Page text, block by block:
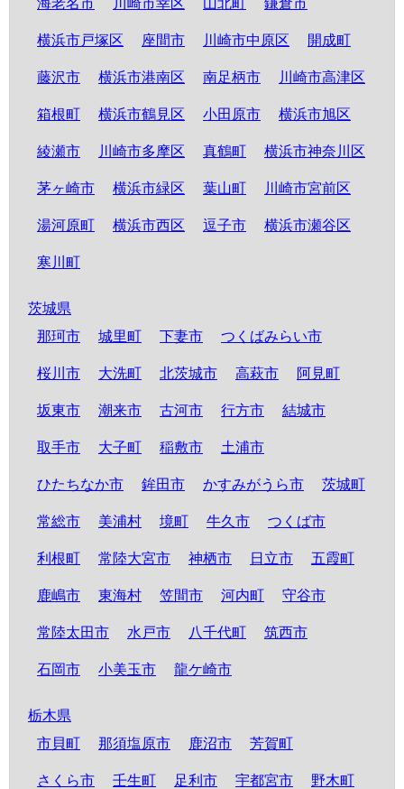
海老名市 川崎市幸区 山北町 鎌倉市
横浜市戸塚区 座間市 川崎市中原区 開成町
藤沢市 横浜市港南区 南足柄市 川崎市高津区
箱根町 横浜市鶴見区 小田原市 横浜市旭区
綾瀬市 川崎市多摩区 真鶴町 横浜市神奈川区
茅ヶ崎市 横浜市緑区 葉山町 川崎市宮前区
湯河原町 横浜市西区 逗子市 横浜市瀬谷区
寒川町
茨城県
那珂市
城里町 下妻市 つくばみらい市
桜川市 大洗町 北茨城市 高萩市 阿見町
坂東市 潮来市 古河市 行方市 結城市
取手市 大子町 稲敷市 土浦市
ひたちなか市 鉾田市 かすみがうら市 茨城町
常総市 美浦村 境町 牛久市 つくば市
利根町 常陸大宮市 神栖市 日立市 五霞町
鹿嶋市 東海村 笠間市 河内町 守谷市
常陸太田市 水戸市 八千代町 筑西市
石岡市 小美玉市 龍ケ崎市
栃木県
市貝町
那須塩原市 鹿沼市 芳賀町
さくら市 壬生町 足利市 宇都宮市 野木町